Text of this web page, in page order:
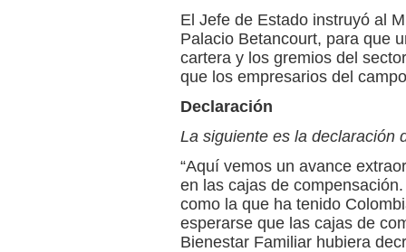
El Jefe de Estado instruyó al
Palacio Betancourt, para que
cartera y los gremios del
que los empresarios del
Declaración
La siguiente es la declaración
“Aquí vemos un avance
en las cajas de
como la que ha tenido
esperarse que las cajas de
Bienestar Familiar hubiera